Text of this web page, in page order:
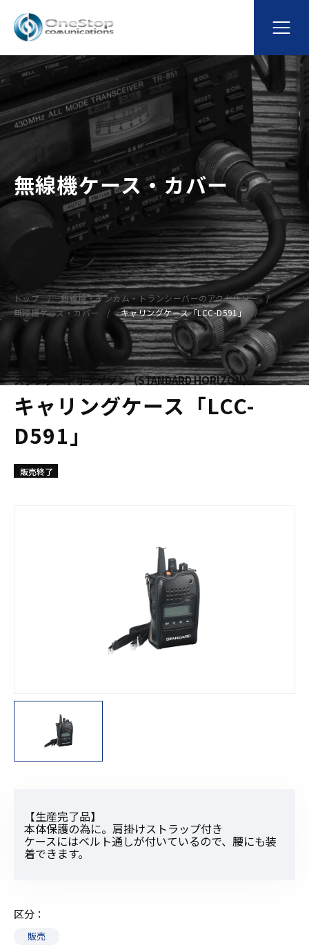
無線機ケース・カバー
トップ
無線機・インカム・トランシーバーのアクセサリー
無線機ケース・カバー
キャリングケース「LCC-D591」
スタンダードホライゾン（STANDARD HORIZON）
キャリングケース「LCC-
D591」
販売終了
【生産完了品】
本体保護の為に。肩掛けストラップ付き
ケースにはベルト通しが付いているので、腰にも装
着できます。
区分
販売